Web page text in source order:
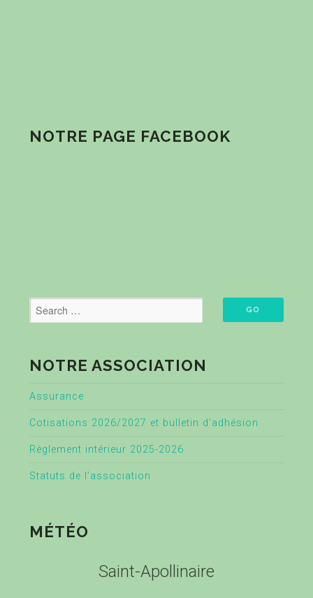
NOTRE PAGE FACEBOOK
NOTRE ASSOCIATION
Assurance
Cotisations 2026/2027 et bulletin d’adhésion
Règlement intérieur 2025-2026
Statuts de l’association
MÉTÉO
Saint-Apollinaire